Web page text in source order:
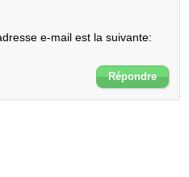
e-mail est la suivante:
Répondre